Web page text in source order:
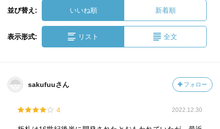
並び替え: いいね順 新着順
表示形式: リスト 全文
sakufuuさん フォロー
4 2022.12.30